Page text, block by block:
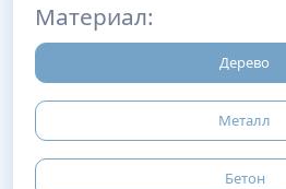
Материал:
Дерево
Металл
Бетон